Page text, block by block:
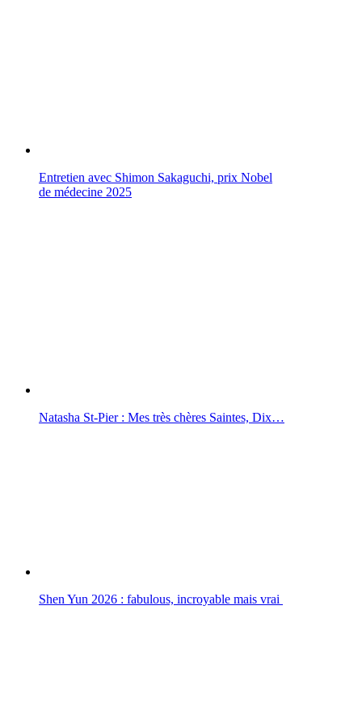
Entretien avec Shimon Sakaguchi, prix Nobel
de médecine 2025
Natasha St-Pier : Mes très chères Saintes, Dix…
Shen Yun 2026 : fabulous, incroyable mais vrai